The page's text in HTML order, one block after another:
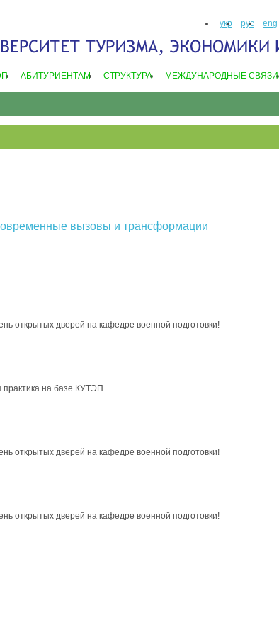
АБИТУРИЕНТАМ СТРУКТУРА МЕЖДУНАРОДНЫЕ СВЯЗИ
укр рус eng
вызовы и трансформации
открытых дверей на кафедре военной подготовки!
практика на базе КУТЭП
открытых дверей на кафедре военной подготовки!
открытых дверей на кафедре военной подготовки!